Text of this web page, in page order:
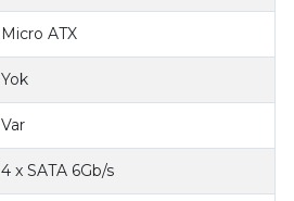
Micro ATX
Yok
Var
4 x SATA 6Gb/s